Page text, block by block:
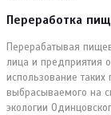
Переработка
Перерабатывая
лица и предприятия
использование таких
выбрасываемого на
экологии